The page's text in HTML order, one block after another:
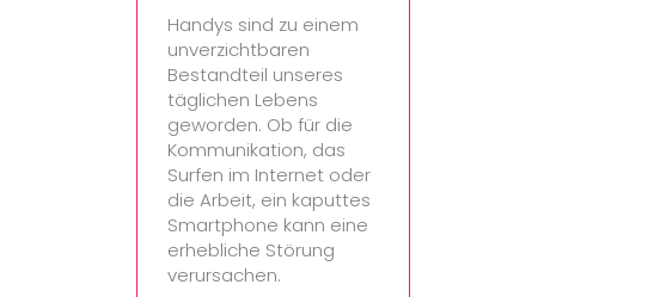
Handys sind zu einem
unverzichtbaren
Bestandteil unseres
täglichen Lebens
geworden. Ob für die
Kommunikation, das
Surfen im Internet oder
die Arbeit, ein kaputtes
Smartphone kann eine
erhebliche Störung
verursachen.